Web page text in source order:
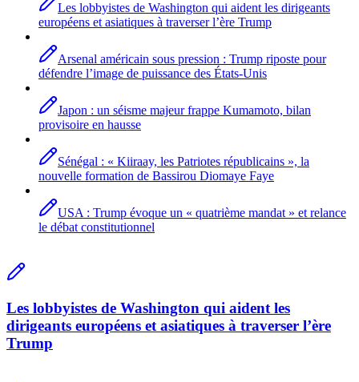
Les lobbyistes de Washington qui aident les dirigeants
européens et asiatiques à traverser l’ère Trump
Arsenal américain sous pression : Trump riposte pour
défendre l’image de puissance des États-Unis
Japon : un séisme majeur frappe Kumamoto, bilan
provisoire en hausse
Sénégal : « Kiiraay, les Patriotes républicains », la
nouvelle formation de Bassirou Diomaye Faye
USA : Trump évoque un « quatrième mandat » et relance
le débat constitutionnel
Les lobbyistes de Washington qui aident les
dirigeants européens et asiatiques à traverser l’ère
Trump